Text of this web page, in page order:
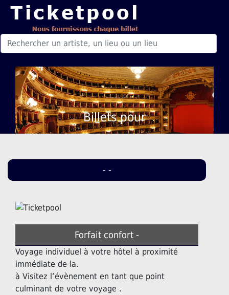
Billets pour
- -
Forfait confort -
Voyage individuel à votre hôtel à proximité
immédiate de la.
à Visitez l’évènement en tant que point
culminant de votre voyage .